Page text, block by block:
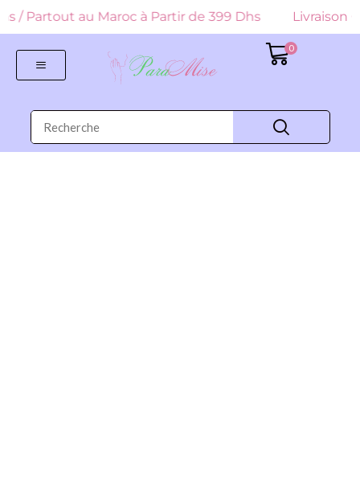
/ Partout au Maroc à Partir de 399 Dhs Livraison
0